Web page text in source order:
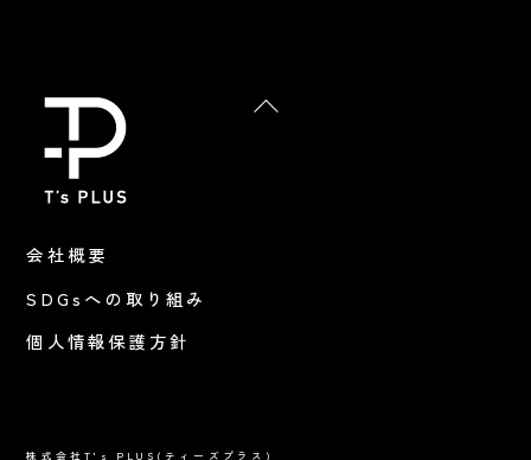
Back
会社概要
SDGsへの取り組み
個人情報保護方針
株式会社T's PLUS(ティーズプラス)